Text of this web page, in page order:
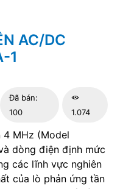
AC/DC
1
Đã bán:
100
1.074
MHz (Model
dòng điện định mức
các lĩnh vực nghiên
của lò phản ứng tần